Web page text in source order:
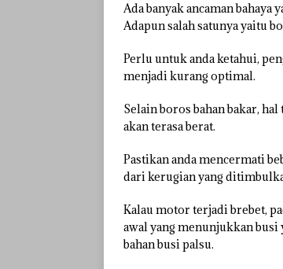
Ada banyak ancaman bahaya
Adapun salah satunya yaitu
Perlu untuk anda ketahui,
menjadi kurang optimal.
Selain boros bahan bakar,
akan terasa berat.
Pastikan anda mencermati
dari kerugian yang
Kalau motor terjadi brebet,
awal yang menunjukkan
bahan busi palsu.